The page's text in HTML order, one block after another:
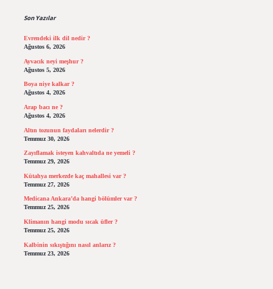
Son Yazılar
Evrendeki ilk dil nedir ?
Ağustos 6, 2026
Ayvacık neyi meşhur ?
Ağustos 5, 2026
Boya niye kalkar ?
Ağustos 4, 2026
Arap bacı ne ?
Ağustos 4, 2026
Altın tozunun faydaları nelerdir ?
Temmuz 30, 2026
Zayıflamak isteyen kahvaltıda ne yemeli ?
Temmuz 29, 2026
Kütahya merkezde kaç mahallesi var ?
Temmuz 27, 2026
Medicana Ankara’da hangi bölümler var ?
Temmuz 25, 2026
Klimanın hangi modu sıcak üfler ?
Temmuz 25, 2026
Kalbinin sıkıştığını nasıl anlarız ?
Temmuz 23, 2026